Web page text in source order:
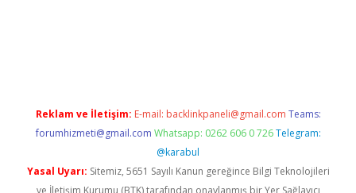
Reklam ve İletişim: E-mail: backlinkpaneli@gmail.com Teams:
forumhizmeti@gmail.com Whatsapp: 0262 606 0 726 Telegram:
@karabul
Yasal Uyarı: Sitemiz, 5651 Sayılı Kanun gereğince Bilgi Teknolojileri
ve İletişim Kurumu (BTK) tarafından onaylanmış bir Yer Sağlayıcı